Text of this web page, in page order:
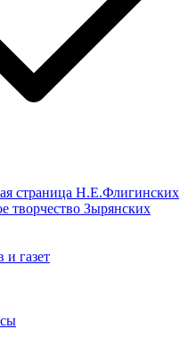
страница Н.Е.Флигинских
творчество Зырянских
газет